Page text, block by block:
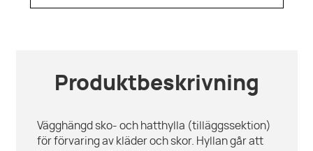
Produktbeskrivning
Vägghängd sko- och hatthylla (tilläggssektion)
för förvaring av kläder och skor. Hyllan går att